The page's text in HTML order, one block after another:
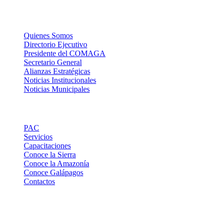
Quienes Somos
Directorio Ejecutivo
Presidente del COMAGA
Secretario General
Alianzas Estratégicas
Noticias Institucionales
Noticias Municipales
PAC
Servicios
Capacitaciones
Conoce la Sierra
Conoce la Amazonía
Conoce Galápagos
Contactos